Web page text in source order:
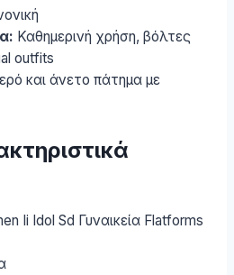
Καθημερινή χρήση, βόλτες
outfits
και άνετο πάτημα με
Ii Idol Sd Γυναικεία Flatforms